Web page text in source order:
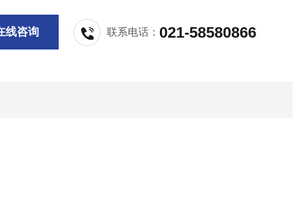
线咨询 联系电话：021-58580866